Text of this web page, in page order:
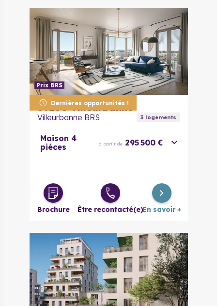
Dernières opportunités !
Prix BRS
69100 Villeurbanne
Villeurbanne BRS 3logements
Maison 4
pièces
à partir de 295 500 €
Brochure Être recontacté(e)En savoir +